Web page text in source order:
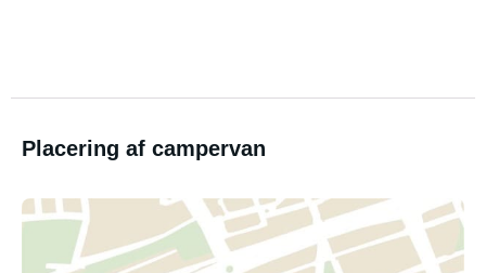
Placering af campervan